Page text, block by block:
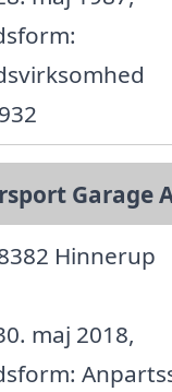
Garage
Hinnerup
maj 2018,